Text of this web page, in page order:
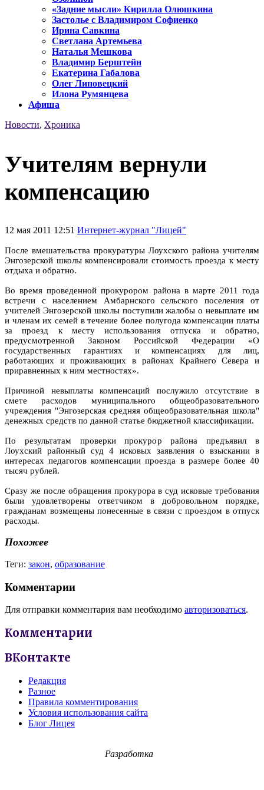
«Задние мысли» Кирилла Олюшкина
Застолье с Владимиром Софиенко
Ирина Савкина
Светлана Артемьева
Наталья Мешкова
Владимир Берштейн
Екатерина Габалова
Олег Липовецкий
Илона Румянцева
Афиша
Новости, Хроника
Учителям вернули
компенсацию
12 мая 2011 12:51 Интернет-журнал "Лицей"
После вмешательства прокуратуры Лоухского района учителям
Энгозерской школы компенсировали стоимость проезда к месту
отдыха и обратно.
Во время проведенной прокурором района в марте 2011 года
встречи с населением Амбарнского сельского поселения от
учителей Энгозерской школы поступили жалобы о невыплате им
и членам их семей в течение более полугода компенсации платы
за проезд к месту использования отпуска и обратно,
предусмотренной Законом Российской Федерации «О
государственных гарантиях и компенсациях для лиц,
работающих и проживающих в районах Крайнего Севера и
приравненных к ним местностях».
Причиной невыплаты компенсаций послужило отсутствие в
смете расходов муниципального общеобразовательного
учреждения "Энгозерская средняя общеобразовательная школа"
денежных средств по данной статье бюджетной классификации.
По результатам проверки прокурор района предъявил в
Лоухский районный суд 4 исковых заявления о взыскании в
интересах педагогов компенсации проезда в размере более 40
тысяч рублей.
Сразу же после обращения прокурора в суд исковые требования
были удовлетворены ответчиком в добровольном порядке,
гражданам возмещены понесенные в связи с проездом в отпуск
расходы.
Похожее
Теги: закон, образование
Комментарии
Для отправки комментария вам необходимо авторизоваться.
Комментарии
ВКонтакте
Редакция
Разное
Правила комментирования
Условия использования сайта
Блог Лицея
Разработка